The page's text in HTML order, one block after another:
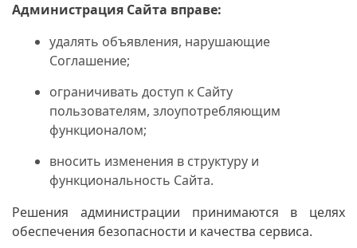
Администрация Сайта вправе:
удалять объявления, нарушающие
Соглашение;
ограничивать доступ к Сайту
пользователям, злоупотребляющим
функционалом;
вносить изменения в структуру и
функциональность Сайта.
Решения администрации принимаются в целях
обеспечения безопасности и качества сервиса.